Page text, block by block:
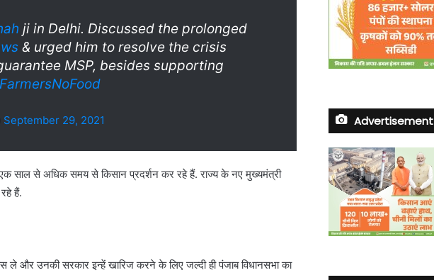
ji in Delhi. Discussed the prolonged
& urged him to resolve the crisis
MSP, besides supporting
September 29, 2021
साल से अधिक समय से किसान प्रदर्शन कर रहे हैं. राज्य के नए मुख्यमंत्री
हैं.
ले और उनकी सरकार इन्हें खारिज करने के लिए जल्दी ही पंजाब विधानसभा का
Advertisement